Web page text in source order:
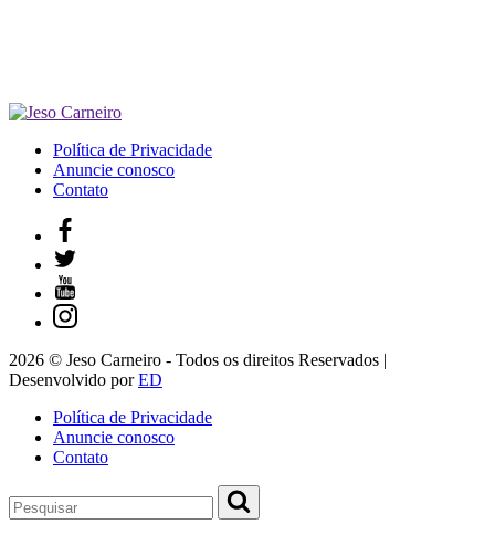
Política de Privacidade
Anuncie conosco
Contato
2026 © Jeso Carneiro - Todos os direitos Reservados |
Desenvolvido porED
Política de Privacidade
Anuncie conosco
Contato